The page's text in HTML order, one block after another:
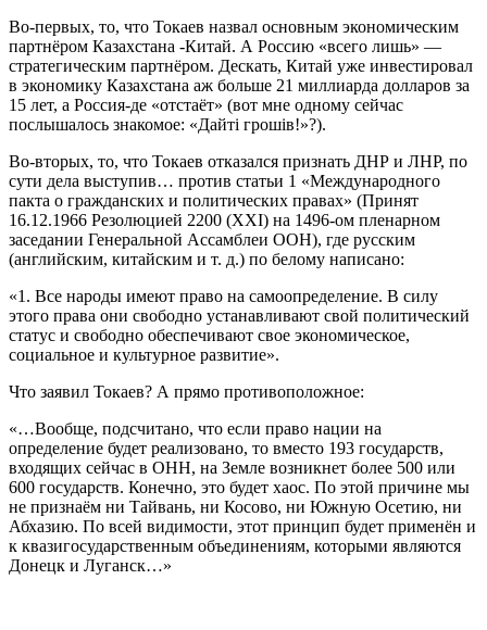
Во-первых, то, что Токаев назвал основным экономическим
партнёром Казахстана -Китай. А Россию «всего лишь» —
стратегическим партнёром. Дескать, Китай уже инвестировал
в экономику Казахстана аж больше 21 миллиарда долларов за
15 лет, а Россия-де «отстаёт» (вот мне одному сейчас
послышалось знакомое: «Дайтi грошiв!»?).
Во-вторых, то, что Токаев отказался признать ДНР и ЛНР, по
сути дела выступив… против статьи 1 «Международного
пакта о гражданских и политических правах» (Принят
16.12.1966 Резолюцией 2200 (XXI) на 1496-ом пленарном
заседании Генеральной Ассамблеи ООН), где русским
(английским, китайским и т. д.) по белому написано:
«1. Все народы имеют право на самоопределение. В силу
этого права они свободно устанавливают свой политический
статус и свободно обеспечивают свое экономическое,
социальное и культурное развитие».
Что заявил Токаев? А прямо противоположное:
«…Вообще, подсчитано, что если право нации на
определение будет реализовано, то вместо 193 государств,
входящих сейчас в ОНН, на Земле возникнет более 500 или
600 государств. Конечно, это будет хаос. По этой причине мы
не признаём ни Тайвань, ни Косово, ни Южную Осетию, ни
Абхазию. По всей видимости, этот принцип будет применён и
к квазигосударственным объединениям, которыми являются
Донецк и Луганск…»